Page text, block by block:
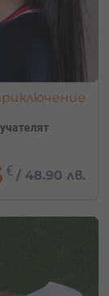
€ /48.90 лв.